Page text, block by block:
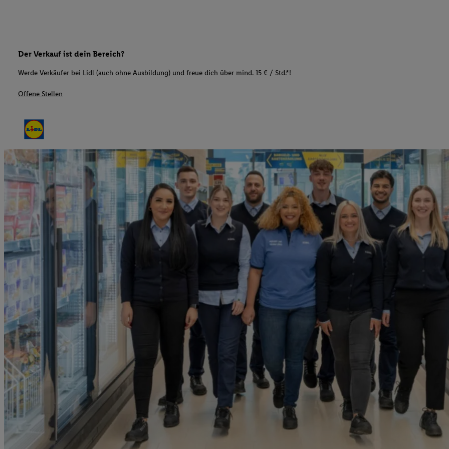
Der Verkauf ist dein Bereich?
Werde Verkäufer bei Lidl (auch ohne Ausbildung) und freue dich über mind. 15 € / Std.*!
Offene Stellen